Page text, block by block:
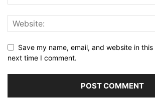
Save my name, email, and website in
next time I comment.